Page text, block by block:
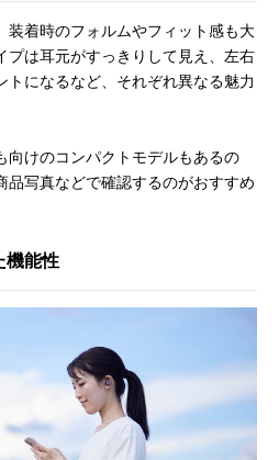
装着時のフォルムやフィット感も大
プは耳元がすっきりして見え、左右
トになるなど、それぞれ異なる魅力
向けのコンパクトモデルもあるの
品写真などで確認するのがおすすめ
機能性